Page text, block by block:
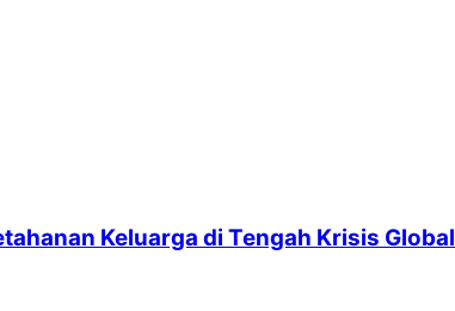
Keluarga di Tengah Krisis Global